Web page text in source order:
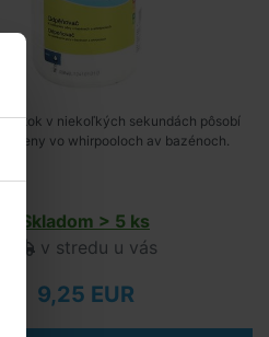
v niekoľkých sekundách pôsobí
peny vo whirpooloch av bazénoch.
Skladom > 5 ks
v stredu u vás
9,25 EUR